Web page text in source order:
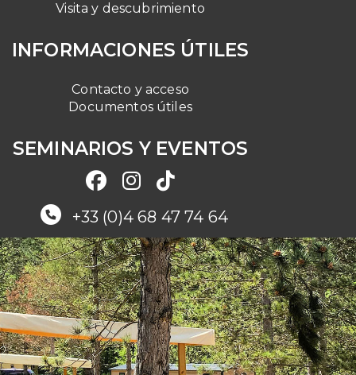
Visita y descubrimiento
INFORMACIONES ÚTILES
Contacto y acceso
Documentos útiles
SEMINARIOS Y EVENTOS
+33 (0)4 68 47 74 64